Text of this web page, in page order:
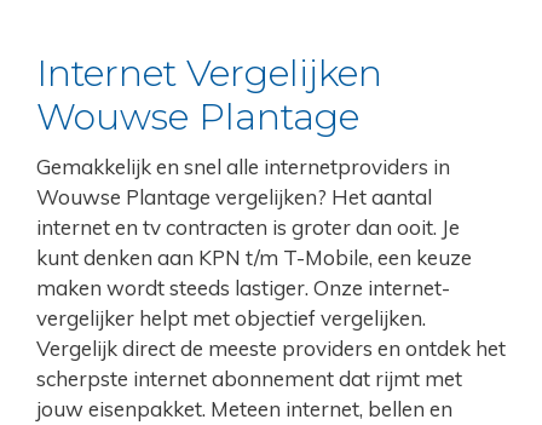
Internet Vergelijken
Wouwse Plantage
Gemakkelijk en snel alle internetproviders in
Wouwse Plantage vergelijken? Het aantal
internet en tv contracten is groter dan ooit. Je
kunt denken aan KPN t/m T-Mobile, een keuze
maken wordt steeds lastiger. Onze internet-
vergelijker helpt met objectief vergelijken.
Vergelijk direct de meeste providers en ontdek het
scherpste internet abonnement dat rijmt met
jouw eisenpakket. Meteen internet, bellen en